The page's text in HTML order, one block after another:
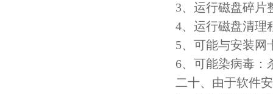
3、运行磁盘碎
4、运行磁盘清理
5、可能与安装网
6、可能染病毒：
二十、由于软件